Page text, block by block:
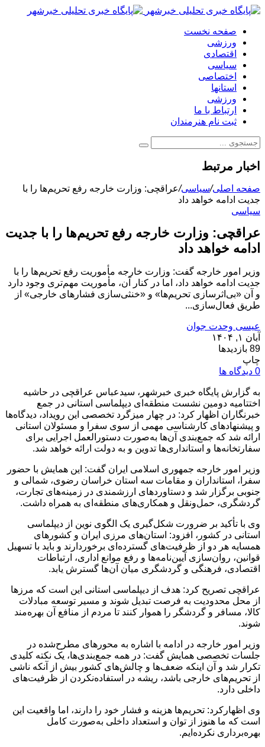
صفحه نخست
ورزشی
اقتصادی
سیاسی
اختصاصی
استانها
ورزشی
ارتباط با ما
ثبت نام هنرمندان
اخبار مرتبط
صفحه اصلی/سیاسی/عراقچی: وزارت خارجه رفع تحریم‌ها را با
جدیت ادامه خواهد داد‌
سیاسی
عراقچی: وزارت خارجه رفع تحریم‌ها را با جدیت
ادامه خواهد داد‌
وزیر امور خارجه گفت: وزارت خارجه مأموریت رفع تحریم‌ها را با
جدیت ادامه خواهد داد، اما در کنار آن، مأموریت مهم‌تری وجود دارد
و آن «بی‌اثر‌سازی تحریم‌ها» و «خنثی‌سازی فشارهای خارجی» از
طریق فعال‌سازی...
عیسی وحدت جوان
آبان ۱, ۱۴۰۴
89 بازدیدها
چاپ
0 دیدگاه ها
به گزارش پایگاه خبری خبرشهر، سید‌عباس عراقچی در حاشیه
اختتامیه دومین نشست منطقه‌ای دیپلماسی استانی در جمع
خبرنگاران اظهار کرد: در چهار میزگرد تخصصی این رویداد، دیدگاه‌ها
و پیشنهادهای کارشناسی مهمی از سوی سفرا و مسئولان استانی
ارائه شد که جمع‌بندی آن‌ها به‌صورت دستورالعمل اجرایی برای
سفارتخانه‌ها و استانداری‌ها تدوین و به دولت ارائه خواهد شد.
وزیر امور خارجه جمهوری اسلامی ایران گفت: این همایش با حضور
سفرا، استانداران و مقامات سه استان خراسان رضوی، شمالی و
جنوبی برگزار شد و دستاوردهای ارزشمندی در زمینه‌های تجارت،
گردشگری، حمل‌ونقل و همکاری‌های منطقه‌ای به همراه داشت.
وی با تأکید بر ضرورت شکل‌گیری یک الگوی نوین از دیپلماسی
استانی در کشور، افزود: استان‌های مرزی ایران و کشورهای
همسایه هر دو از ظرفیت‌های گسترده‌ای برخوردارند و باید با تسهیل
قوانین، روان‌سازی آیین‌نامه‌ها و رفع موانع اداری، ارتباطات
اقتصادی، فرهنگی و گردشگری میان آن‌ها گسترش یابد.
عراقچی تصریح کرد: هدف از دیپلماسی استانی این است که مرزها
از محل محدودیت به فرصت تبدیل شوند و مسیر توسعه مبادلات
کالا، مسافر و گردشگر را هموار کنند تا مردم از منافع آن بهره‌مند
شوند.
وزیر امور خارجه در ادامه با اشاره به محورهای مطرح‌شده در
جلسات تخصصی همایش گفت: در همه جمع‌بندی‌ها، یک نکته کلیدی
تکرار شد و آن اینکه ضعف‌ها و چالش‌های کشور بیش از آنکه ناشی
از تحریم‌های خارجی باشد، ریشه در استفاده‌نکردن از ظرفیت‌های
داخلی دارد.
وی اظهارکرد: تحریم‌ها هزینه و فشار خود را دارند، اما واقعیت این
است که ما هنوز از توان و استعداد داخلی به‌صورت کامل
بهره‌برداری نکرده‌ایم.